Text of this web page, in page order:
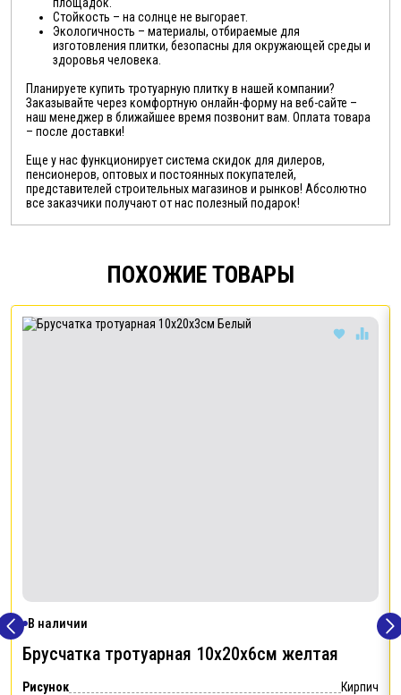
Стойкость – на солнце не выгорает.
Экологичность – материалы, отбираемые для
изготовления плитки, безопасны для окружающей среды и
здоровья человека.
Планируете купить тротуарную плитку в нашей компании?
Заказывайте через комфортную онлайн-форму на веб-сайте –
наш менеджер в ближайшее время позвонит вам. Оплата товара
– после доставки!
Еще у нас функционирует система скидок для дилеров,
пенсионеров, оптовых и постоянных покупателей,
представителей строительных магазинов и рынков! Абсолютно
все заказчики получают от нас полезный подарок!
ПОХОЖИЕ ТОВАРЫ
В наличии
Брусчатка тротуарная 10х20х6см желтая
Рисунок
Кирпич